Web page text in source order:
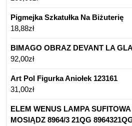
Pigmejka Szkatułka Na Biżuterię
18,88zł
BIMAGO OBRAZ DEVANT LA
92,00zł
Art Pol Figurka Aniołek 123161
31,00zł
ELEM WENUS LAMPA
MOSIĄDZ 8964/3 21QG